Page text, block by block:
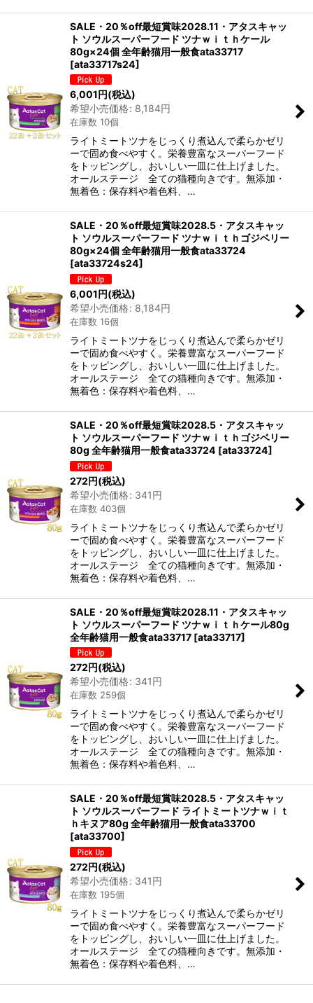
SALE・20％off最短賞味2028.11・アタスキャッ
ト ソウルスーパーフード ツナｗｉｔｈケール
80g×24個 全年齢猫用一般食ata33717
[ata33717s24]
6,001円(税込)
希望小売価格: 8,184円
在庫数 10個
ライトミートツナをじっくり煮込んで柔らかゼリ
ーで固め食べやすく。栄養豊富なスーパーフード
をトッピングし、おいしい一皿に仕上げました。
オールステージ 全ての猫種向きです。無添加・
無着色：保存料や着色料、…
SALE・20％off最短賞味2028.5・アタスキャッ
ト ソウルスーパーフード ツナｗｉｔｈゴジベリー
80g×24個 全年齢猫用一般食ata33724
[ata33724s24]
6,001円(税込)
希望小売価格: 8,184円
在庫数 16個
ライトミートツナをじっくり煮込んで柔らかゼリ
ーで固め食べやすく。栄養豊富なスーパーフード
をトッピングし、おいしい一皿に仕上げました。
オールステージ 全ての猫種向きです。無添加・
無着色：保存料や着色料、…
SALE・20％off最短賞味2028.5・アタスキャッ
ト ソウルスーパーフード ツナｗｉｔｈゴジベリー
80g 全年齢猫用一般食ata33724 [ata33724]
272円(税込)
希望小売価格: 341円
在庫数 403個
ライトミートツナをじっくり煮込んで柔らかゼリ
ーで固め食べやすく。栄養豊富なスーパーフード
をトッピングし、おいしい一皿に仕上げました。
オールステージ 全ての猫種向きです。無添加・
無着色：保存料や着色料、…
SALE・20％off最短賞味2028.11・アタスキャッ
ト ソウルスーパーフード ツナｗｉｔｈケール80g
全年齢猫用一般食ata33717 [ata33717]
272円(税込)
希望小売価格: 341円
在庫数 259個
ライトミートツナをじっくり煮込んで柔らかゼリ
ーで固め食べやすく。栄養豊富なスーパーフード
をトッピングし、おいしい一皿に仕上げました。
オールステージ 全ての猫種向きです。無添加・
無着色：保存料や着色料、…
SALE・20％off最短賞味2028.5・アタスキャッ
ト ソウルスーパーフード ライトミートツナｗｉｔ
ｈキヌア80g 全年齢猫用一般食ata33700
[ata33700]
272円(税込)
希望小売価格: 341円
在庫数 195個
ライトミートツナをじっくり煮込んで柔らかゼリ
ーで固め食べやすく。栄養豊富なスーパーフード
をトッピングし、おいしい一皿に仕上げました。
オールステージ 全ての猫種向きです。無添加・
無着色：保存料や着色料、…